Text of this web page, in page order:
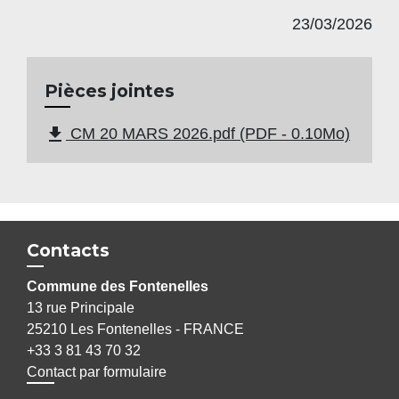
23/03/2026
Pièces jointes
file_download CM 20 MARS 2026.pdf (PDF - 0.10Mo)
Contacts
Commune des Fontenelles
13 rue Principale
25210 Les Fontenelles - FRANCE
+33 3 81 43 70 32
Contact par formulaire